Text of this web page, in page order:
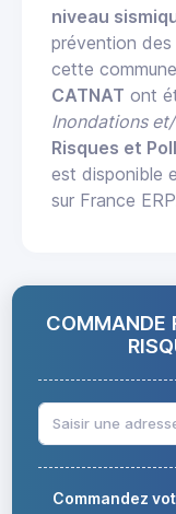
niveau
prévention
cette
CATNAT ont
Inondations
Risques et
est disponible
sur France
COMMANDE
Commandez